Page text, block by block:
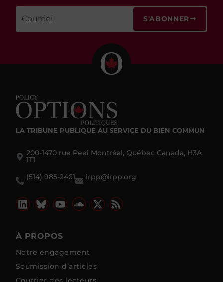
S'ABONNER
LA TRIBUNE PUBLIQUE AU SERVICE DU BIEN COMMUN
200-1470 rue Peel Montréal, Québec Canada, H3A
1T1
(514) 985-2461
irpp@irpp.org
À PROPOS
Notre engagement
Soumission d’articles
Courrier des lecteurs